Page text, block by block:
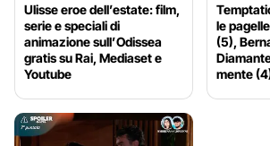
Ulisse eroe dell’estate: film,
serie e speciali di
animazione sull’Odissea
gratis su Rai, Mediaset e
Youtube
le
(5),
mente